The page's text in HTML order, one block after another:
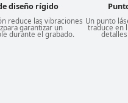
diseño rígido
reduce las vibraciones
para garantizar un
durante el grabado.
Un punto
traduce en